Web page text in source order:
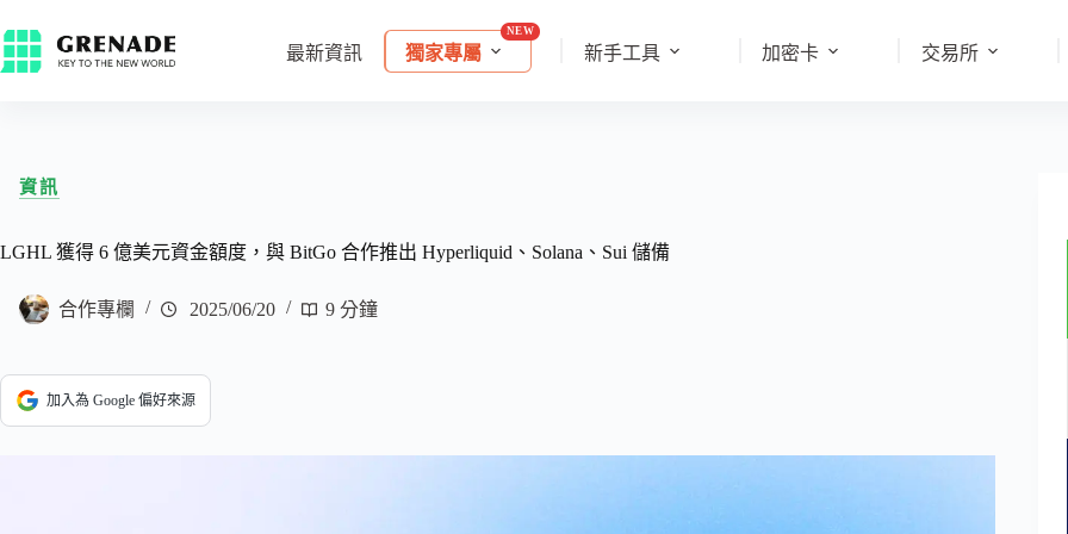
最新資訊 獨家專屬 新手工具 加密卡 交易所
資訊
LGHL 獲得 6 億美元資金額度，與 BitGo 合作推出 Hyperliquid、Solana、Sui 儲備
合作專欄 2025/06/20 9 分鐘
加入為 Google 偏好來源